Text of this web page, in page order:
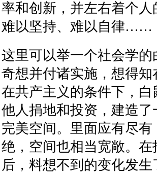
率和创新，并左右着个
难以坚持、难以自律……
这里可以举一个社会学
奇想并付诸实施，想得
在共产主义的条件下，
他人捐地和投资，建造了
完美空间。里面应有尽
绝，空间也相当宽敞。在
后，料想不到的变化发